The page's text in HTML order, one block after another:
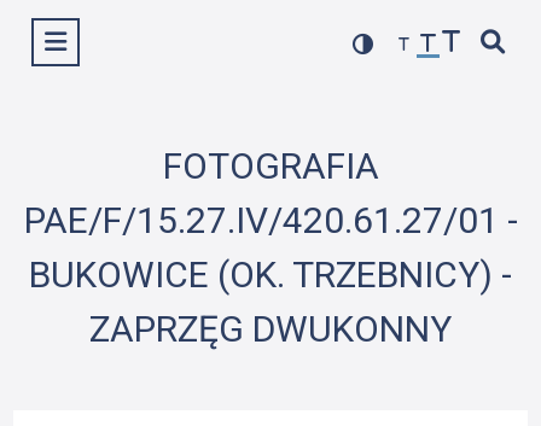
Wyświetl menu
FOTOGRAFIA
PAE/F/15.27.IV/420.61.27/01 -
BUKOWICE (OK. TRZEBNICY) -
ZAPRZĘG DWUKONNY